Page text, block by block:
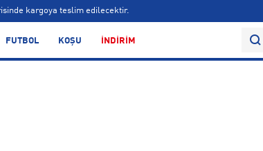
farksız taksit seçenekleri!
FUTBOL KOŞU İNDİRİM